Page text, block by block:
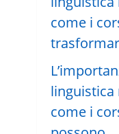
linguistica
come i